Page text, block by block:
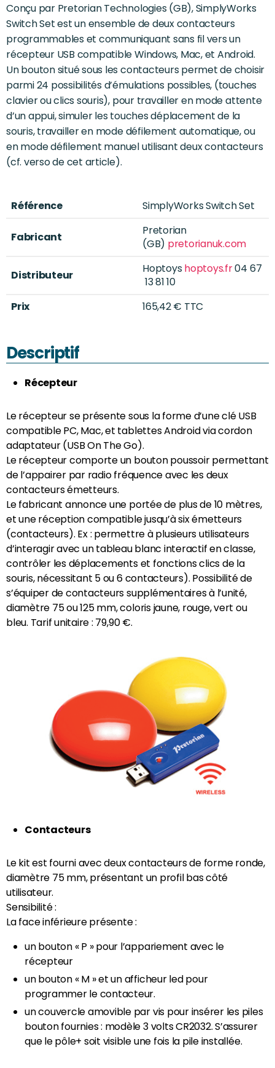
Conçu par Pretorian Technologies (GB), SimplyWorks
Switch Set est un ensemble de deux contacteurs
programmables et communiquant sans fil vers un
récepteur USB compatible Windows, Mac, et Android.
Un bouton situé sous les contacteurs permet de choisir
parmi 24 possibilités d’émulations possibles, (touches
clavier ou clics souris), pour travailler en mode attente
d’un appui, simuler les touches déplacement de la
souris, travailler en mode défilement automatique, ou
en mode défilement manuel utilisant deux contacteurs
(cf. verso de cet article).
Référence SimplyWorks Switch Set
Fabricant
Pretorian
(GB) pretorianuk.com
Distributeur Hoptoyshoptoys.fr04 67
13 81 10
Prix
165,42 € TTC
Descriptif
Récepteur
Le récepteur se présente sous la forme d’une clé USB
compatible PC, Mac, et tablettes Android via cordon
adaptateur (USB On The Go).
Le récepteur comporte un bouton poussoir permettant
de l’appairer par radio fréquence avec les deux
contacteurs émetteurs.
Le fabricant annonce une portée de plus de 10 mètres,
et une réception compatible jusqu’à six émetteurs
(contacteurs). Ex : permettre à plusieurs utilisateurs
d’interagir avec un tableau blanc interactif en classe,
contrôler les déplacements et fonctions clics de la
souris, nécessitant 5 ou 6 contacteurs). Possibilité de
s’équiper de contacteurs supplémentaires à l’unité,
diamètre 75 ou 125 mm, coloris jaune, rouge, vert ou
bleu. Tarif unitaire : 79,90 €.
Contacteurs
Le kit est fourni avec deux contacteurs de forme ronde,
diamètre 75 mm, présentant un profil bas côté
utilisateur.
Sensibilité :
La face inférieure présente :
un bouton « P » pour l’appariement avec le
récepteur
un bouton « M » et un afficheur led pour
programmer le contacteur.
un couvercle amovible par vis pour insérer les piles
bouton fournies : modèle 3 volts CR2032. S’assurer
que le pôle+ soit visible une fois la pile installée.